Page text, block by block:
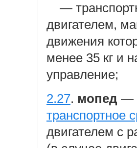
—
двигателем,
движения
менее 35 кг и
управление;
2.27. мопед —
транспортное
двигателем с